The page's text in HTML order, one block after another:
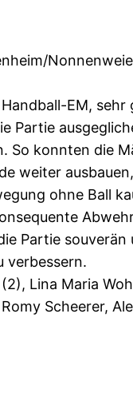
EM,
konnten die
weiter
ohne Ball
Partie
verbessern.
Lina Maria
Scheerer,